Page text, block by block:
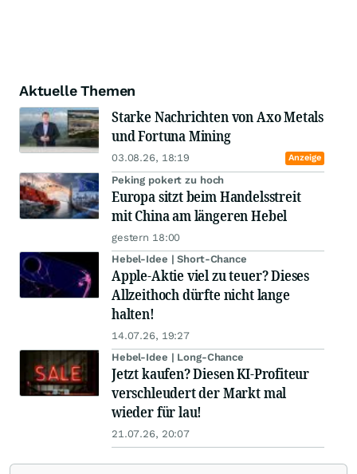
Aktuelle Themen
Starke Nachrichten von Axo Metals
und Fortuna Mining
03.08.26, 18:19 Anzeige
Peking pokert zu hoch
Europa sitzt beim Handelsstreit
mit China am längeren Hebel
gestern 18:00
Hebel-Idee | Short-Chance
Apple-Aktie viel zu teuer? Dieses
Allzeithoch dürfte nicht lange
halten!
14.07.26, 19:27
Hebel-Idee | Long-Chance
Jetzt kaufen? Diesen KI-Profiteur
verschleudert der Markt mal
wieder für lau!
21.07.26, 20:07